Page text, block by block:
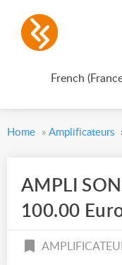
French
Home » Amplificateurs
AMPLI
100.00